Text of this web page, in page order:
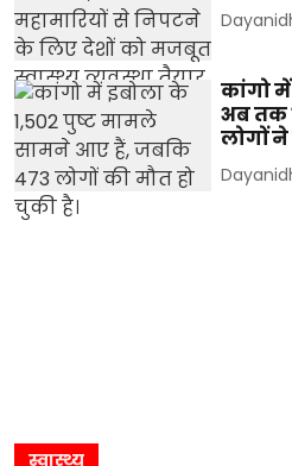
कांगो में
अब तक
लोगों
स्वास्थ्य